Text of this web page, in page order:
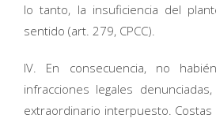
lo tanto, la insuficiencia del
sentido (art. 279, CPCC).
IV. En consecuencia, no
infracciones legales
extraordinario interpuesto.